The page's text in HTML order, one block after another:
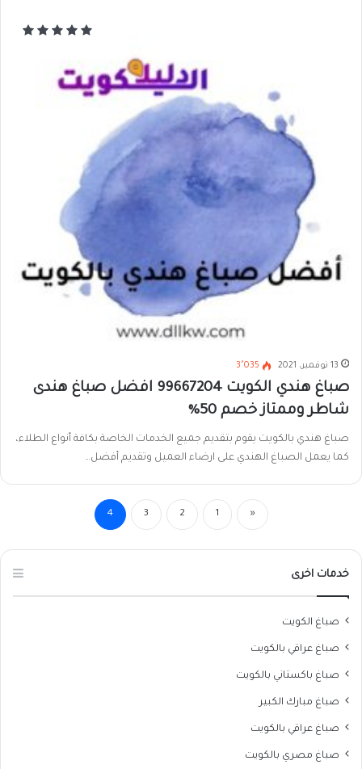
13 نوفمبر، 2021 3٬035
صباغ هندي الكويت 99667204 افضل صباغ هندى
شاطر وممتاز خصم 50%
صباغ هندي بالكويت يقوم بتقديم جميع الخدمات الخاصة بكافة أنواع الطلاء،
كما يعمل الصباغ الهندي على ارضاء العميل وتقديم أفضل…
«
1
2
3
4
خدمات اخرى
صباغ الكويت
صباغ عراقي بالكويت
صباغ باكستاني بالكويت
صباغ مبارك الكبير
صباغ عراقي بالكويت
صباغ مصري بالكويت